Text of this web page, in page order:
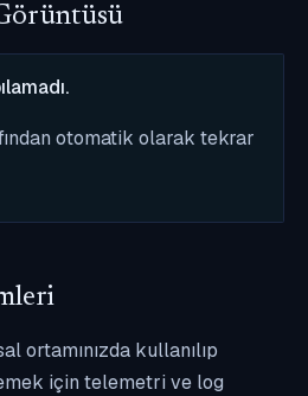
otomatik olarak tekrar
ortamınızda kullanılıp
için telemetri ve log